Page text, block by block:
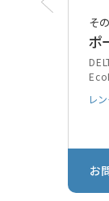
そ
ポ
レ
お